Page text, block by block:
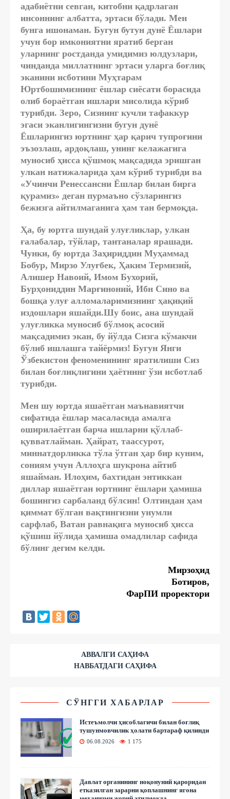
адабиётни севган, китобни қадрлаган
инсоннинг албатта, эртаси бўлади. Мен
бунга ишонаман. Бугун бутун дунё Ёшлари
учун бор имкониятни яратиб берган
уларнинг ростданда умидимиз юлдузлари,
чинданда миллатнинг эртаси уларга боғлиқ
эканини исботини Муҳтарам
Юртбошимизнинг ёшлар сиёсати борасида
олиб бораётган ишлари мисолида кўриб
турибди. Зеро, Сизнинг кучли тафаккур
эгаси эканлигингизни бугун дунё
Ёшларингиз юртнинг ҳар қарич тупроғини
эъзозлаш, ардоқлаш, унинг келажагига
муносиб ҳисса қўшмоқ мақсадида эришган
улкан натижаларида ҳам кўриб турибди ва
«Учинчи Ренессансни Ёшлар билан бирга
қурамиз» деган пурмаъно сўзларингиз
бежизга айтилмаганига ҳам тан бермоқда.
Ҳа, бу юртга шундай улуғликлар, улкан
ғалабалар, тўйлар, тантаналар ярашади.
Чунки, бу юртда Заҳириддин Муҳаммад
Бобур, Мирзо Улуғбек, Ҳаким Термизий,
Алишер Навоий, Имом Бухорий,
Бурҳониддин Марғиноний, Ибн Сино ва
бошқа улуғ алломаларимизнинг ҳақиқий
издошлари яшайди.Шу боис, ана шундай
улуғликка муносиб бўлмоқ асосий
мақсадимиз экан, бу йўлда Сизга кўмакчи
бўлиб ишлашга тайёрмиз! Бугун Янги
Ўзбекистон феноменининг яратилиши Сиз
билан боғлиқлигини ҳаётнинг ўзи исботлаб
турибди.
Мен шу юртда яшаётган маънавиятчи
сифатида ёшлар масаласида амалга
оширилаётган барча ишларни қўллаб-
қувватлайман. Ҳайрат, таассурот,
миннатдорликка тўла ўтган ҳар бир куним,
сониям учун Аллоҳга шукрона айтиб
яшайман. Илоҳим, бахтидан энтиккан
диллар яшаётган юртнинг ёшлари ҳамиша
бошингиз сарбаланд бўлсин! Олтиндан ҳам
қиммат бўлган вақтингизни унумли
сарфлаб, Ватан равнақига муносиб ҳисса
қўшиш йўлида ҳамиша омадлилар сафида
бўлинг дегим келди.
Мирзоҳид
Ботиров,
ФарПИ проректори
АВВАЛГИ САҲИФА
НАВБАТДАГИ САҲИФА
СЎНГГИ ХАБАРЛАР
Истеъмолчи ҳисоблагичи билан боғлиқ
тушунмовчилик ҳолати бартараф қилинди
06.08.2026 1 175
Давлат органининг ноқонуний қароридан
етказилган зарарни қоплашнинг ягона